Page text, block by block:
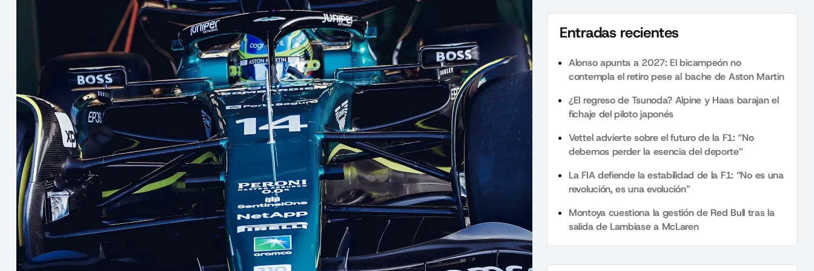
Entradas recientes
Alonso apunta a 2027: El bicampeón no
contempla el retiro pese al bache de Aston Martin
¿El regreso de Tsunoda? Alpine y Haas barajan el
fichaje del piloto japonés
Vettel advierte sobre el futuro de la F1: “No
debemos perder la esencia del deporte”
La FIA defiende la estabilidad de la F1: “No es una
revolución, es una evolución”
Montoya cuestiona la gestión de Red Bull tras la
salida de Lambiase a McLaren